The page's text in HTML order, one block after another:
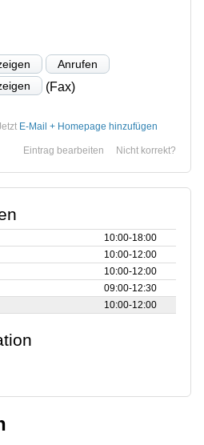
Anrufen
(Fax)
E-Mail + Homepage hinzufügen
Nicht korrekt?
Eintrag bearbeiten
10:00‑18:00
10:00‑12:00
10:00‑12:00
09:00‑12:30
10:00‑12:00